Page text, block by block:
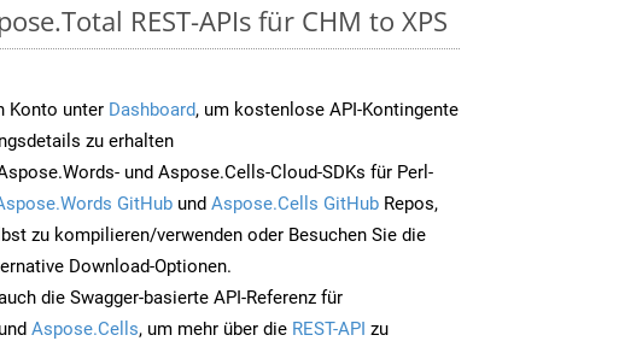
REST-APIs für CHM to XPS
Konto unter Dashboard, um kostenlose API-Kontingente
zu erhalten
und Aspose.Cells-Cloud-SDKs für Perl-
GitHub und Aspose.Cells GitHub Repos,
zu kompilieren/verwenden oder Besuchen Sie die
Download-Optionen.
die Swagger-basierte API-Referenz für
und Aspose.Cells, um mehr über die REST-API zu